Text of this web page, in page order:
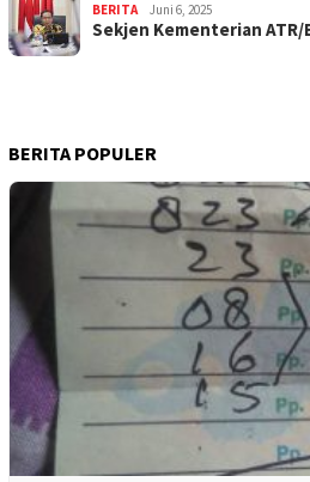
BERITA Juni 6, 2025
Sekjen Kementerian ATR/
BERITA POPULER